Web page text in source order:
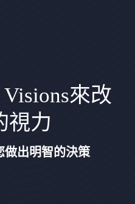
來改
視力
做出明智的決策